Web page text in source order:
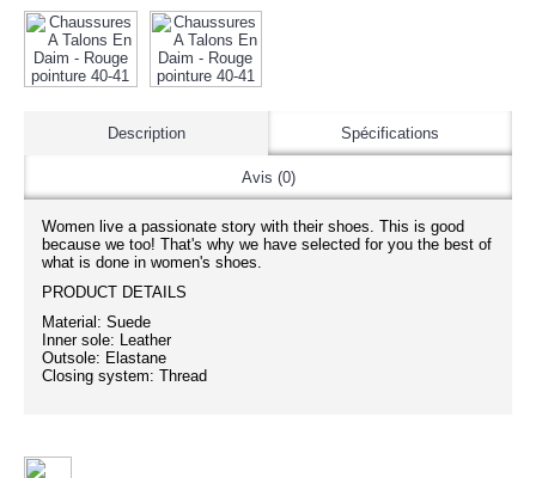
Description Spécifications
Avis (0)
Women live a passionate story with their shoes. This is good
because we too! That's why we have selected for you the best of
what is done in women's shoes.
PRODUCT DETAILS
Material: Suede
Inner sole: Leather
Outsole: Elastane
Closing system: Thread